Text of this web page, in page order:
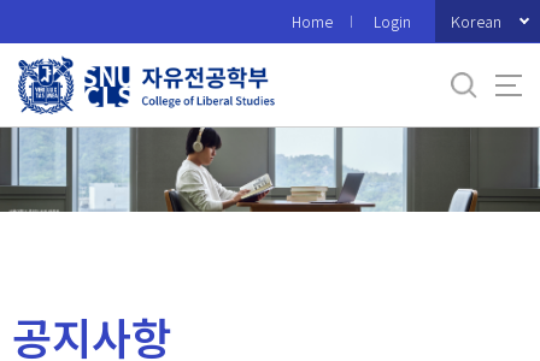
로
메
Home Login Korean
공지사항